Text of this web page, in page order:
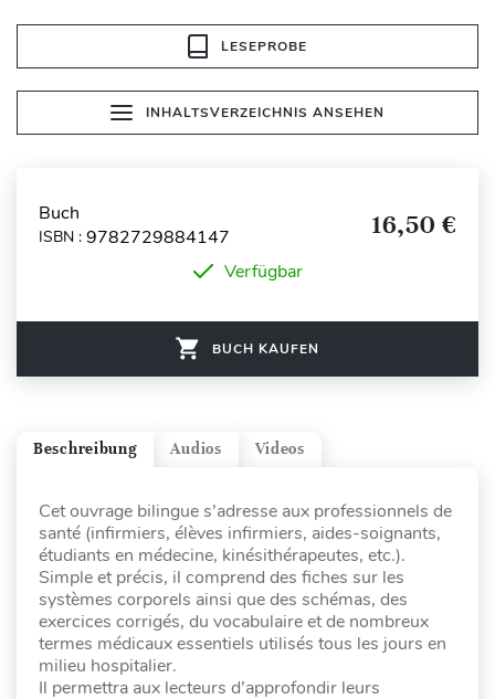
LESEPROBE
INHALTSVERZEICHNIS ANSEHEN
Buch
ISBN : 9782729884147 16,50 €
Verfügbar
BUCH KAUFEN
Videos
Audios
Beschreibung
Cet ouvrage bilingue s’adresse aux professionnels de
santé (infirmiers, élèves infirmiers, aides-soignants,
étudiants en médecine, kinésithérapeutes, etc.).
Simple et précis, il comprend des fiches sur les
systèmes corporels ainsi que des schémas, des
exercices corrigés, du vocabulaire et de nombreux
termes médicaux essentiels utilisés tous les jours en
milieu hospitalier.
Il permettra aux lecteurs d’approfondir leurs